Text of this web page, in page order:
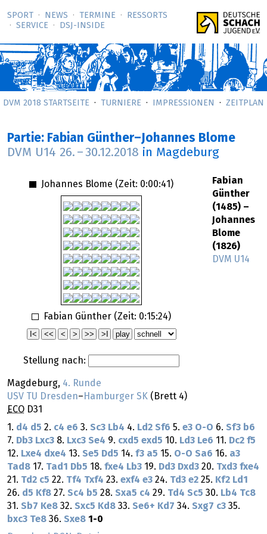
SPORT NEWS TERMINE
RESSORTS
SERVICE
DSJ-­INSIDE
DVM 2018 STARTSEITE TURNIERE IMPRESSIONEN ZEITPLAN
Partie: Fabian Günther–Johannes Blome
DVM U14 26. – 30.12.2018 in Magdeburg
Johannes Blome (Zeit: 0:00:41 )
Fabian Günther (Zeit: 0:15:24)
Stellung nach:
Fabian
Günther
(1485) –
Johannes
Blome
(1826)
DVM U14
Magdeburg, 4. Runde
USV TU Dresden– Hamburger SK (Brett 4)
ECO D31
1. d4 d5 2. c4 e6 3. Sc3 Lb4 4. Ld2 Sf6 5. e3 O-O 6. Sf3 b6
7. Db3 Lxc3 8. Lxc3 Se4 9. cxd5 exd5 10. Ld3 Le6 11. Dc2 f5
12. Lxe4 dxe4 13. Se5 Dd5 14. f3 a5 15. O-O Sa6 16. a3
Tad8 17. Tad1 Db5 18. fxe4 Lb3 19. Dd3 Dxd3 20. Txd3 fxe4
21. Td2 c5 22. Tf4 Txf4 23. exf4 e3 24. Td3 e2 25. Kf2 Ld1
26. d5 Kf8 27. Sc4 b5 28. Sxa5 c4 29. Td4 Sc5 30. Lb4 Tc8
31. Sb7 Ke8 32. Sxc5 Kd8 33. Se6+ Kd7 34. Sxg7 c3 35.
bxc3 Te8 36. Sxe8 1-0